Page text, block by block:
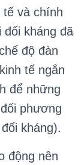
và chính
kháng đã
độ đàn
tế ngắn
để những
phương
kháng).
động nên